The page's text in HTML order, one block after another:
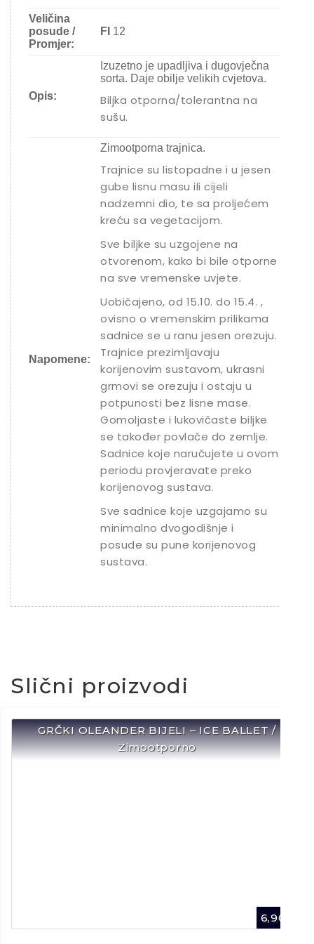
Veličina
posude /
Promjer:
FI 12
Opis:
Izuzetno je upadljiva i dugovječna
sorta. Daje obilje velikih cvjetova.
Biljka otporna/tolerantna na
sušu.
Napomene:
Zimootporna trajnica.
Trajnice su listopadne i u jesen
gube lisnu masu ili cijeli
nadzemni dio, te sa proljećem
kreću sa vegetacijom.
Sve biljke su uzgojene na
otvorenom, kako bi bile otporne
na sve vremenske uvjete.
Uobičajeno, od 15.10. do 15.4. ,
ovisno o vremenskim prilikama
sadnice se u ranu jesen orezuju.
Trajnice prezimljavaju
korijenovim sustavom, ukrasni
grmovi se orezuju i ostaju u
potpunosti bez lisne mase.
Gomoljaste i lukovičaste biljke
se također povlače do zemlje.
Sadnice koje naručujete u ovom
periodu provjeravate preko
korijenovog sustava.
Sve sadnice koje uzgajamo su
minimalno dvogodišnje i
posude su pune korijenovog
sustava.
Slični proizvodi
GRČKI OLEANDER BIJELI – ICE BALLET /
Zimootporno
6,90